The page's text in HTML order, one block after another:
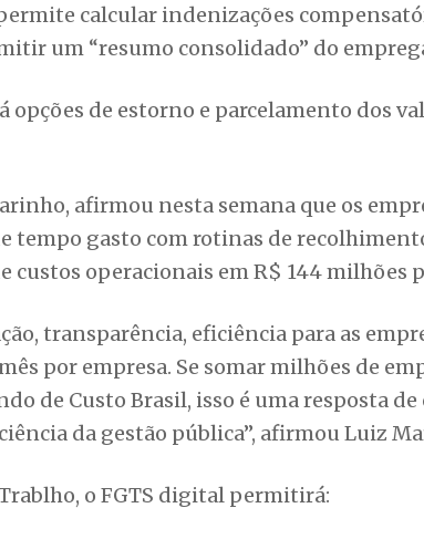
calcular indenizações
um “resumo consolidado” do
de estorno e parcelamento dos
afirmou nesta semana que os
tempo gasto com rotinas de
custos operacionais em R$ 144 milhões
transparência, eficiência para as
por empresa. Se somar milhões de
de Custo Brasil, isso é uma resposta
da gestão pública”, afirmou Luiz
o FGTS digital permitirá: